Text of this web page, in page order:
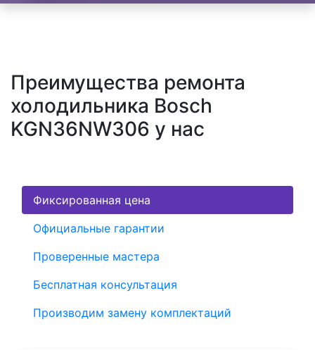
Преимущества ремонта
холодильника Bosch
KGN36NW306 у нас
Фиксированная цена
Официальные гарантии
Проверенные мастера
Бесплатная консультация
Производим замену комплектаций